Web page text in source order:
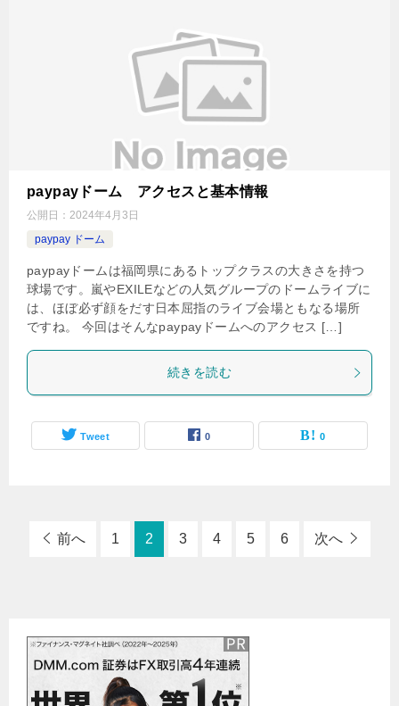
paypayドーム アクセスと基本情報
公開日： 2024年4月3日
paypay ドーム
paypayドームは福岡県にあるトップクラスの大きさを持つ
球場です。嵐やEXILEなどの人気グループのドームライブに
は、ほぼ必ず顔をだす日本屈指のライブ会場ともなる場所
ですね。 今回はそんなpaypayドームへのアクセス […]
続きを読む
Tweet 0 0
前へ 1 2 3 4 5 6 次へ